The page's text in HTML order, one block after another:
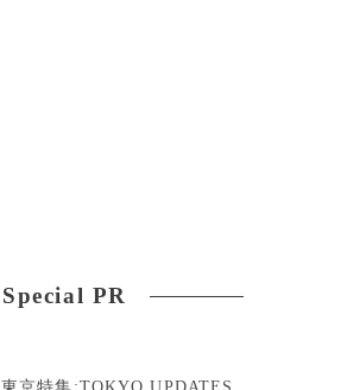
Special PR
東京特集:TOKYO UPDATES